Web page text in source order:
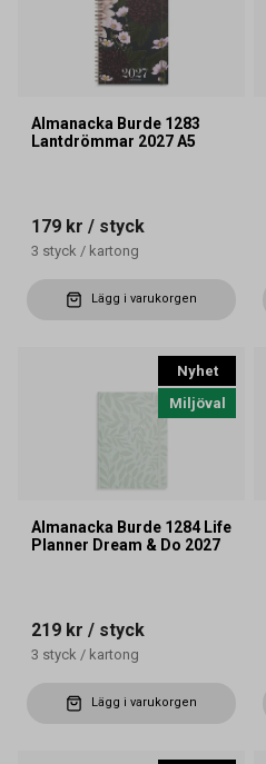
Almanacka Burde 1283
Lantdrömmar 2027 A5
179 kr / styck
3 styck / kartong
Lägg i varukorgen
Nyhet
Miljöval
Almanacka Burde 1284 Life
Planner Dream & Do 2027
219 kr / styck
3 styck / kartong
Lägg i varukorgen